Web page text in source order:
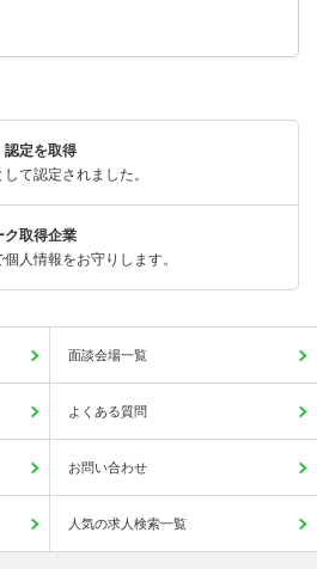
認定を取得
て認定されました。
ク取得企業
人情報をお守りします。
面談会場一覧
よくある質問
お問い合わせ
人気の求人検索一覧